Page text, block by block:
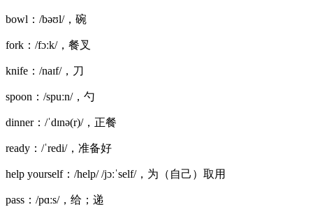
bowl：/bəʊl/，碗
fork：/fɔːk/，餐叉
knife：/naɪf/，刀
spoon：/spuːn/，勺
dinner：/ˈdɪnə(r)/，正餐
ready：/ˈredi/，准备好
help yourself：/help/ /jɔːˈself/，为（自己）取用
pass：/pɑːs/，给；递